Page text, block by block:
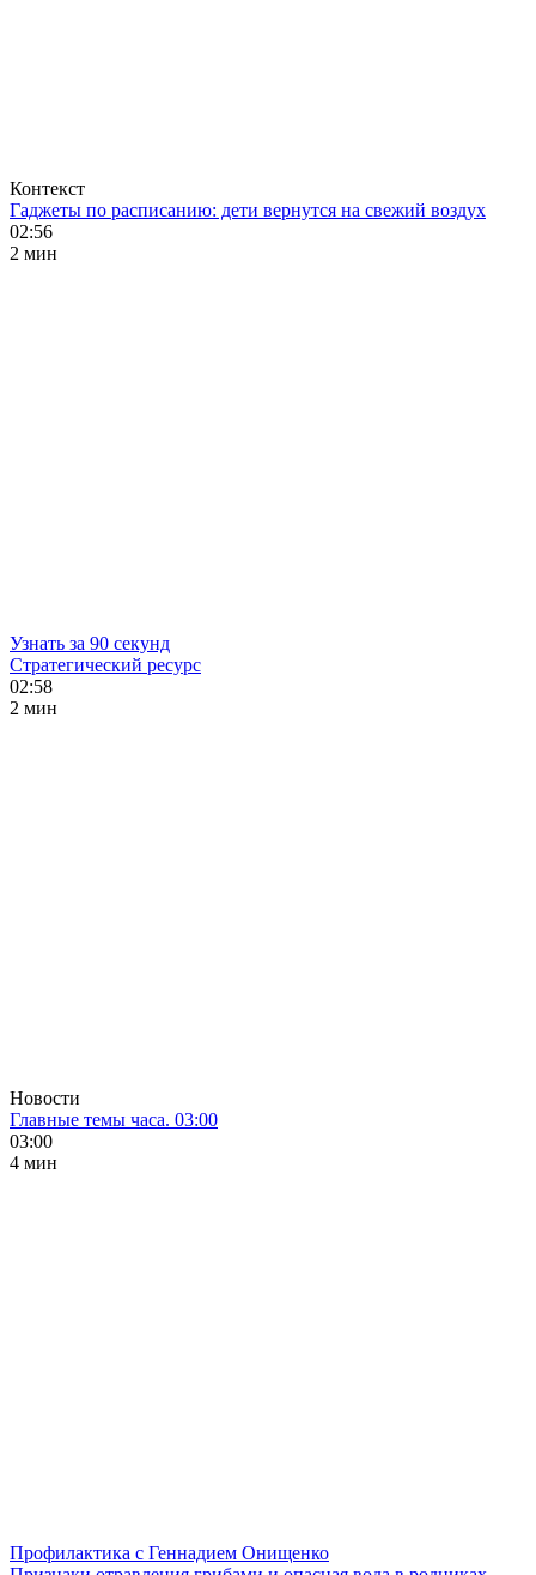
Контекст
Гаджеты по расписанию: дети вернутся на свежий воздух
02:56
2 мин
Узнать за 90 секунд
Стратегический ресурс
02:58
2 мин
Новости
Главные темы часа. 03:00
03:00
4 мин
Профилактика с Геннадием Онищенко